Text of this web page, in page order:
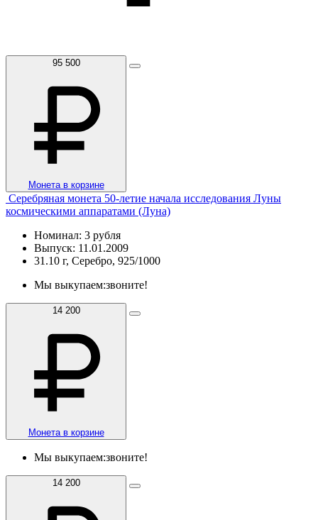
95 500
Монета в корзине
Серебряная монета 50-летие начала исследования Луны
космическими аппаратами (Луна)
Номинал: 3 рубля
Выпуск: 11.01.2009
31.10 г, Серебро, 925/1000
Мы выкупаем:звоните!
14 200
Монета в корзине
Мы выкупаем:звоните!
14 200